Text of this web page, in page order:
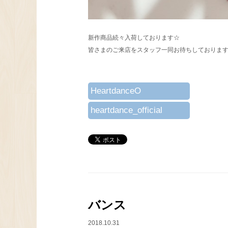
新作商品続々入荷しております☆
皆さまのご来店をスタッフ一同お待ちしておりま
HeartdanceO
heartdance_official
バンス
2018.10.31